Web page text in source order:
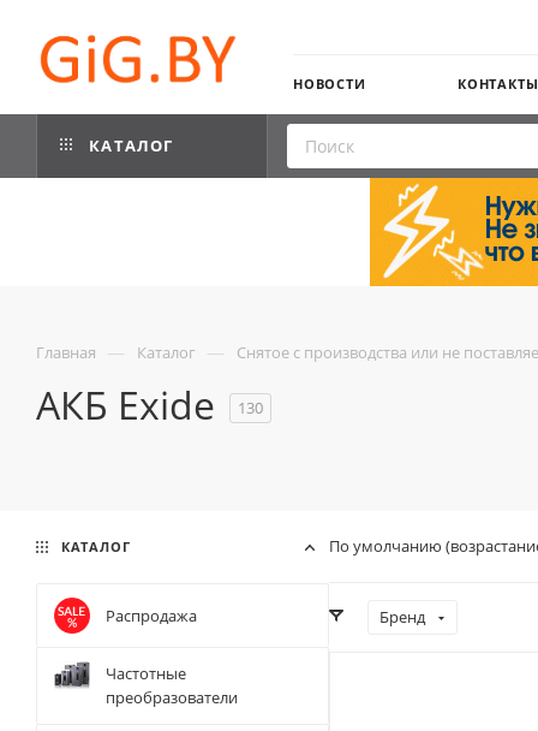
НОВОСТИ КОНТАКТЫ
КАТАЛОГ
Главная — Каталог — Снятое с производства или не
АКБ Exide 130
По умолчанию
Бренд
КАТАЛОГ
Распродажа
Частотные
преобразователи